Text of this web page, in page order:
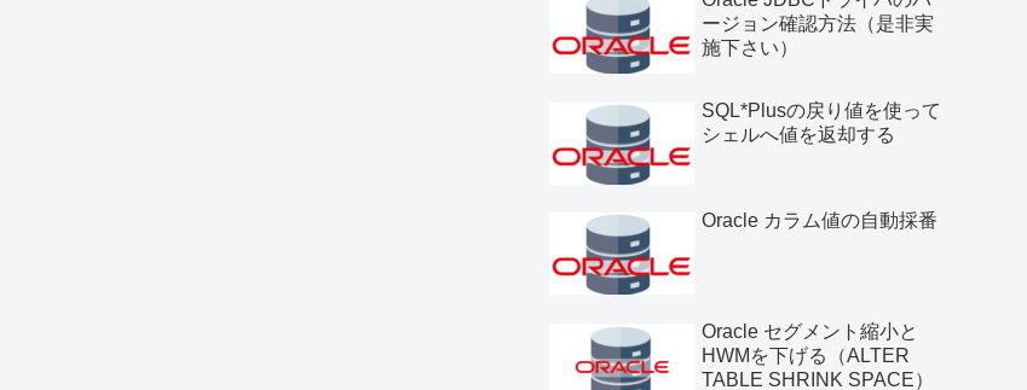
ージョン確認方法（是非実
施下さい）
SQL*Plusの戻り値を使って
シェルへ値を返却する
Oracle カラム値の自動採番
Oracle セグメント縮小と
HWMを下げる（ALTER
TABLE SHRINK SPACE）